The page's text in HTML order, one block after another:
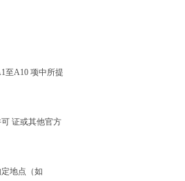
至A10 项中所提
证或其他官方
地点（如